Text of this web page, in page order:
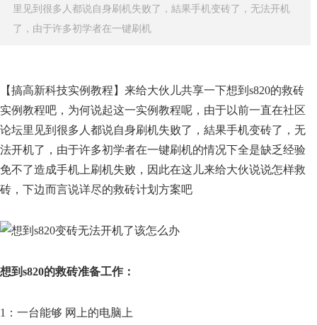
里见到很多人都说自身刷机失败了，結果手机变砖了，无法开机
了，由于许多初学者在一键刷机
【搞高新科技实例教程】来给大伙儿共享一下想到s820的救砖
实例教程吧，为何说起这一实例教程呢，由于以前一直在社区
论坛里见到很多人都说自身刷机失败了，結果手机变砖了，无
法开机了，由于许多初学者在一键刷机的情况下全是缺乏经验
免不了造成手机上刷机失败，因此在这儿来给大伙说说怎样救
砖，下边而言说详尽的救砖计划方案吧
想到s820的救砖准备工作：
1：一台能够 网上的电脑上